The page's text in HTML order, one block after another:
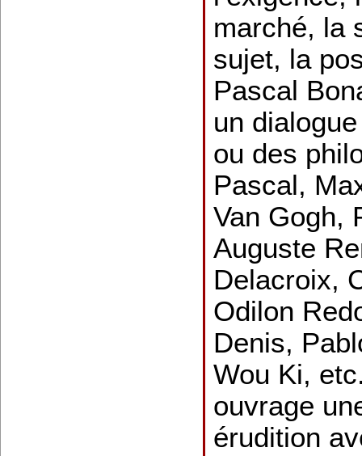
marché, la
sujet, la
Pascal
un
ou des
Pascal,
Van Gogh,
Auguste
Delacroix,
Odilon
Denis,
Wou Ki,
ouvrage
érudition